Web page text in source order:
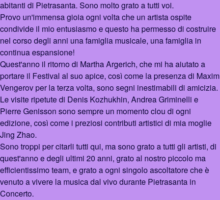
abitanti di Pietrasanta. Sono molto grato a tutti voi.
Provo un'immensa gioia ogni volta che un artista ospite
condivide il mio entusiasmo e questo ha permesso di costruire
nel corso degli anni una famiglia musicale, una famiglia in
continua espansione!
Quest'anno il ritorno di Martha Argerich, che mi ha aiutato a
portare il Festival al suo apice, così come la presenza di Maxim
Vengerov per la terza volta, sono segni inestimabili di amicizia.
Le visite ripetute di Denis Kozhukhin, Andrea Griminelli e
Pierre Genisson sono sempre un momento clou di ogni
edizione, così come i preziosi contributi artistici di mia moglie
Jing Zhao.
Sono troppi per citarli tutti qui, ma sono grato a tutti gli artisti, di
quest'anno e degli ultimi 20 anni, grato al nostro piccolo ma
efficientissimo team, e grato a ogni singolo ascoltatore che è
venuto a vivere la musica dal vivo durante Pietrasanta in
Concerto.